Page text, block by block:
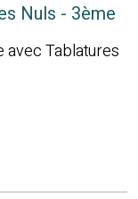
Nuls - 3ème
avec Tablatures